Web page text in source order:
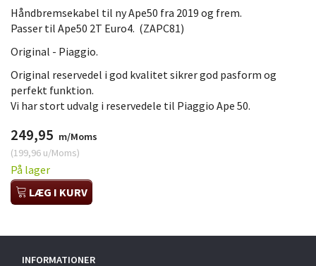
Håndbremsekabel til ny Ape50 fra 2019 og frem.
Passer til Ape50 2T Euro4. (ZAPC81)
Original - Piaggio.
Original reservedel i god kvalitet sikrer god pasform og
perfekt funktion.
Vi har stort udvalg i reservedele til Piaggio Ape 50.
249,95 m/Moms
(199,96 u/Moms)
På lager
LÆG I KURV
INFORMATIONER